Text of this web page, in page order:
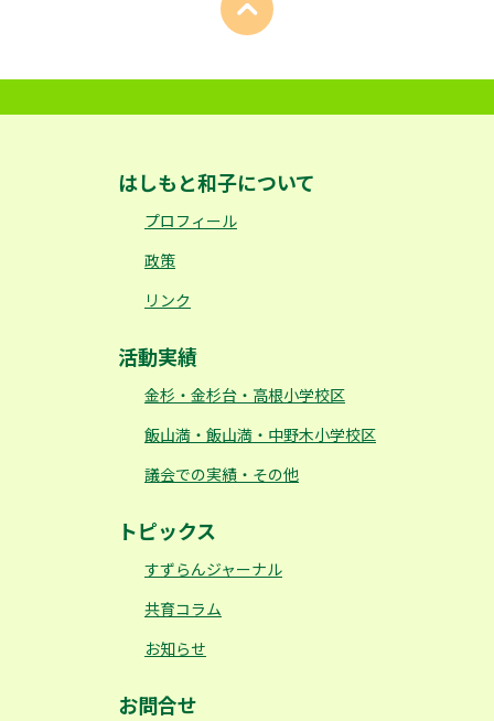
はしもと和子について
プロフィール
政策
リンク
活動実績
金杉・金杉台・高根小学校区
飯山満・飯山満・中野木小学校区
議会での実績・その他
トピックス
すずらんジャーナル
共育コラム
お知らせ
お問合せ